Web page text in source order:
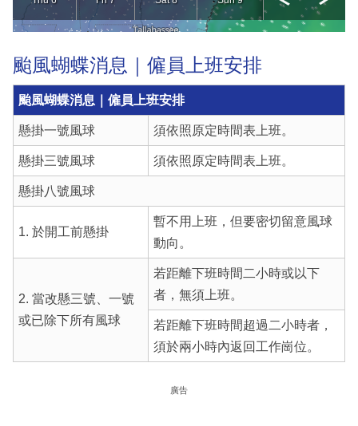
颱風蝴蝶消息｜僱員上班安排
颱風蝴蝶消息｜僱員上班安排
懸掛一號風球 須依照原定時間表上班。
懸掛三號風球 須依照原定時間表上班。
懸掛八號風球
1. 於開工前懸掛
暫不用上班，但要密切留意風球
動向。
2. 當改懸三號、一號
或已除下所有風球
若距離下班時間二小時或以下
者，無須上班。
若距離下班時間超過二小時者，
須於兩小時內返回工作崗位。
廣告